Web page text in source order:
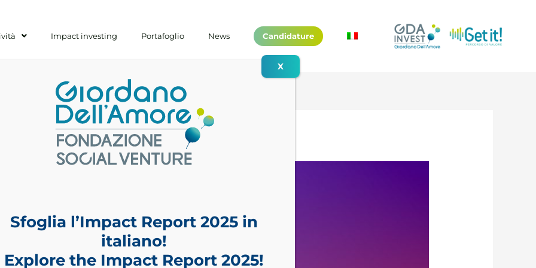
Impact investing Portafoglio News Candidature
Sfoglia l’Impact Report 2025 in
italiano!
Explore the Impact Report 2025!